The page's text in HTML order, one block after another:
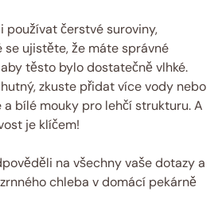
používat čerstvé suroviny,
se ujistěte, že máte správné
těsto bylo dostatečně vlhké.
zkuste přidat více vody nebo
bílé mouky pro lehčí strukturu. A
je klíčem!
na všechny vaše dotazy a
chleba v domácí pekárně